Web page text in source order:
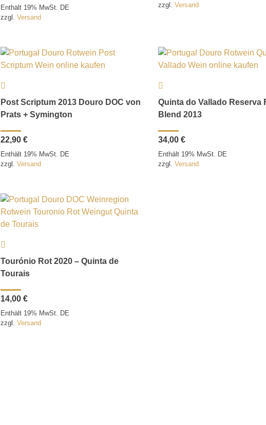
Enthält 19% MwSt. DE
zzgl. Versand
zzgl. Versand
Post Scriptum 2013 Douro DOC von
Prats + Symington
22,90 €
Enthält 19% MwSt. DE
zzgl. Versand
Quinta do Vallado Reserva
Blend 2013
34,00 €
Enthält 19% MwSt. DE
zzgl. Versand
Tourónio Rot 2020 – Quinta de
Tourais
14,00 €
Enthält 19% MwSt. DE
zzgl. Versand